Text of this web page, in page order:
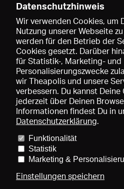
Preise und Mitgliedschaften
Mediadaten
Über uns
Datenschutzhinweis
Wir verwenden Cookies, um
Nutzung unserer Webseite
werden für den Betrieb der
Cookies gesetzt. Darüber
für Statistik-, Marketing- und
Personalisierungszwecke
wir Theapolis und unsere
verbessern. Du kannst
jederzeit über Deinen
Informationen findest Du in
Datenschutzerklärung.
Funktionalität
Statistik
Marketing &
Einstellungen speichern